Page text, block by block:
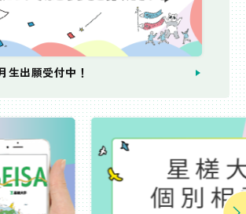
生出願受付中！